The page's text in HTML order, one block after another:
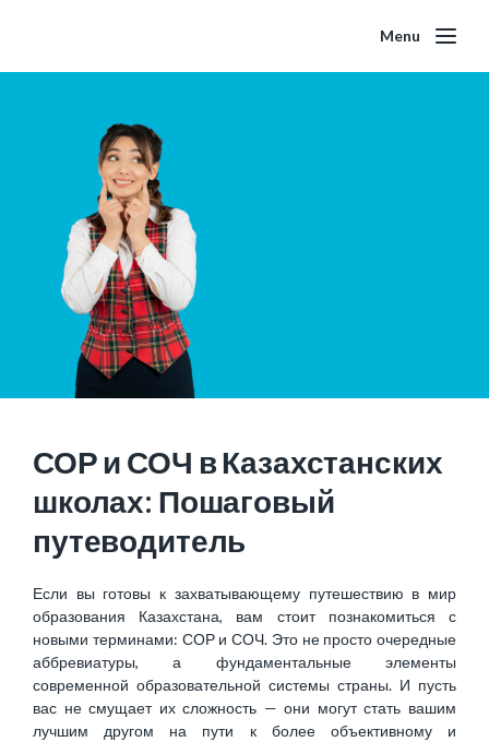
Menu
СОР и СОЧ в Казахстанских
школах: Пошаговый
путеводитель
Если вы готовы к захватывающему путешествию в мир
образования Казахстана, вам стоит познакомиться с
новыми терминами: СОР и СОЧ. Это не просто очередные
аббревиатуры, а фундаментальные элементы
современной образовательной системы страны. И пусть
вас не смущает их сложность — они могут стать вашим
лучшим другом на пути к более объективному и